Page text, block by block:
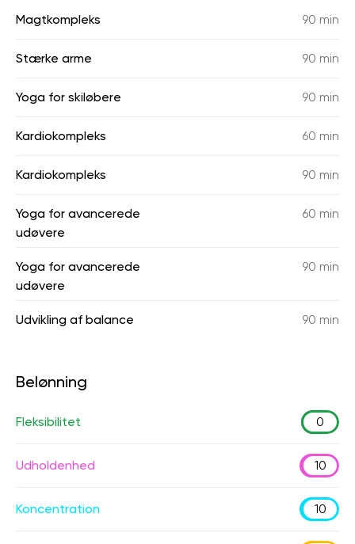
Magtkompleks 90 min
Stærke arme 90 min
Yoga for skiløbere 90 min
Kardiokompleks 60 min
Kardiokompleks 90 min
Yoga for avancerede
udøvere
60 min
Yoga for avancerede
udøvere
90 min
Udvikling af balance 90 min
Belønning
Fleksibilitet 0
Udholdenhed 10
Koncentration 10